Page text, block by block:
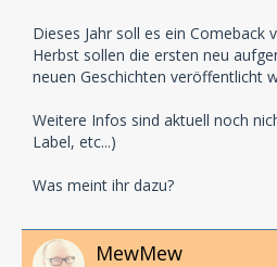
Dieses Jahr soll es ein Comeback
Herbst sollen die ersten neu
neuen Geschichten veröffentlicht
Weitere Infos sind aktuell noch
Label, etc...)
Was meint ihr dazu?
MewMew